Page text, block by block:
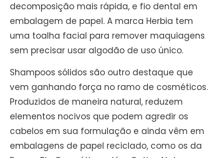
decomposição mais rápida, e fio dental em
embalagem de papel. A marca Herbia tem
uma toalha facial para remover maquiagens
sem precisar usar algodão de uso único.
Shampoos sólidos são outro destaque que
vem ganhando força no ramo de cosméticos.
Produzidos de maneira natural, reduzem
elementos nocivos que podem agredir os
cabelos em sua formulação e ainda vêm em
embalagens de papel reciclado, como os da